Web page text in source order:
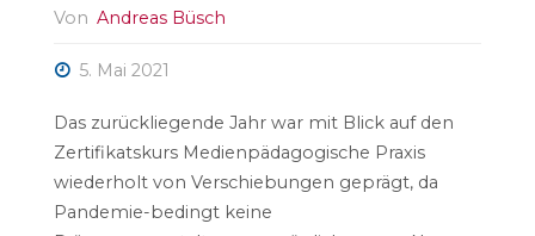
Von Andreas Büsch
5. Mai 2021
Das zurückliegende Jahr war mit Blick auf den
Zertifikatskurs Medienpädagogische Praxis
wiederholt von Verschiebungen geprägt, da
Pandemie-bedingt keine